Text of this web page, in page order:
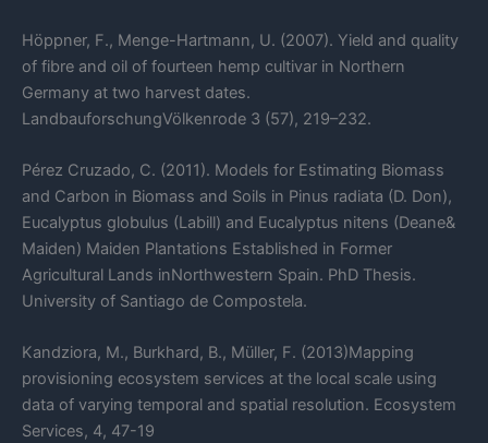
Höppner, F., Menge-Hartmann, U. (2007). Yield and quality
of fibre and oil of fourteen hemp cultivar in Northern
Germany at two harvest dates.
LandbauforschungVölkenrode 3 (57), 219–232.
Pérez Cruzado, C. (2011). Models for Estimating Biomass
and Carbon in Biomass and Soils in Pinus radiata (D. Don),
Eucalyptus globulus (Labill) and Eucalyptus nitens (Deane&
Maiden) Maiden Plantations Established in Former
Agricultural Lands inNorthwestern Spain. PhD Thesis.
University of Santiago de Compostela.
Kandziora, M., Burkhard, B., Müller, F. (2013)Mapping
provisioning ecosystem services at the local scale using
data of varying temporal and spatial resolution. Ecosystem
Services, 4, 47-19